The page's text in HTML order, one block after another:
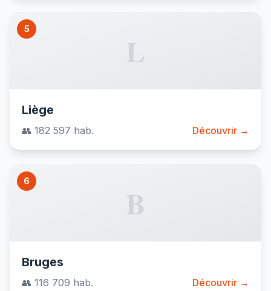
5
L
Liège
👥 182 597 hab. Découvrir →
6
B
Bruges
👥 116 709 hab. Découvrir →